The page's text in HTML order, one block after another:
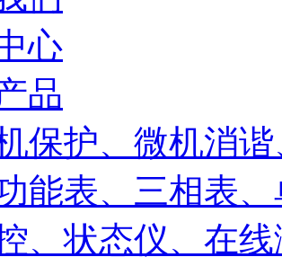
心
品
保护、微机消
能表、三相表
、状态仪、在